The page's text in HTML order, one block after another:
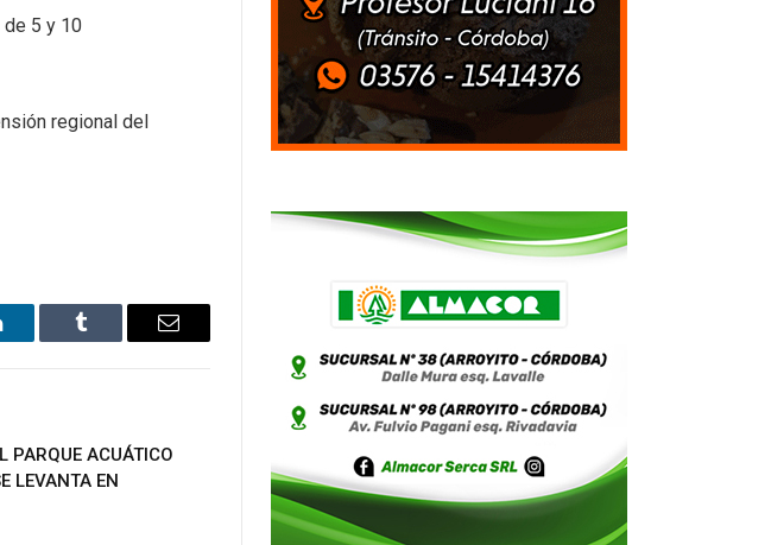
de 5 y 10
regional del
Tumblr Email
PARQUE ACUÁTICO
LEVANTA EN